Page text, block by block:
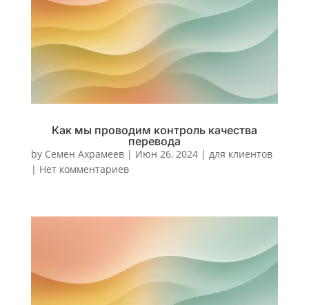
Как мы проводим контроль качества
перевода
by Семен Ахрамеев| Июн 26, 2024| для клиентов
| Нет комментариев